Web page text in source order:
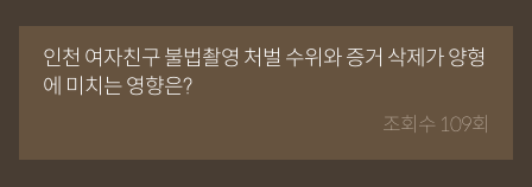
인천 여자친구 불법촬영 처벌 수위와 증거 삭제가 양형
에 미치는 영향은?
조회수 109회